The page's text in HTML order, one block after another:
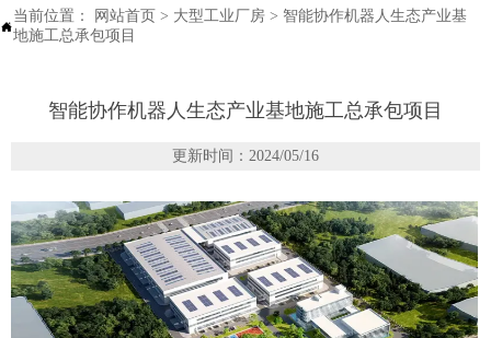

当前位置： 网站首页 > 大型工业厂房 > 智能协作机器人生态产业基
地施工总承包项目
智能协作机器人生态产业基地施工总承包项目
更新时间：2024/05/16